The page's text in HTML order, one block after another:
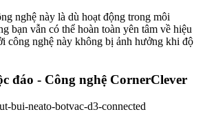
nghệ này là dù hoạt động trong môi
bạn vẫn có thể hoàn toàn yên tâm về hiệu
công nghệ này không bị ảnh hưởng khi độ
đáo - Công nghệ CornerClever